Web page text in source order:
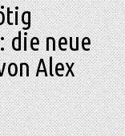
die neue
Alex